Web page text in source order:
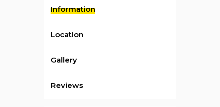
Information
Location
Gallery
Reviews